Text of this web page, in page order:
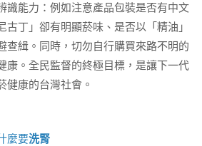
識能力：例如注意產品包裝是否有中文
丁」卻有明顯菸味、是否以「精油」
查緝。同時，切勿自行購買來路不明的
康。全民監督的終極目標，是讓下一代
健康的台灣社會。
麼要洗腎